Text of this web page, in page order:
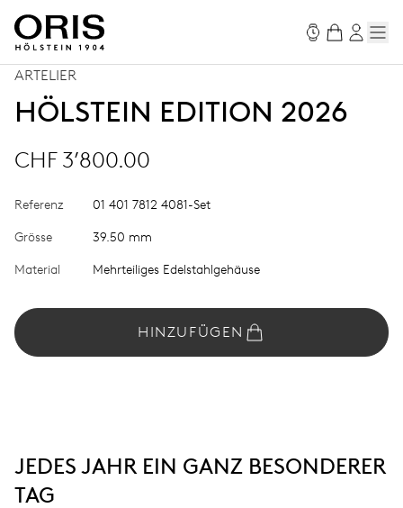
ARTELIER
HÖLSTEIN EDITION 2026
CHF 3’800.00
Referenz 01 401 7812 4081-Set
Grösse 39.50 mm
Material Mehrteiliges Edelstahlgehäuse
HINZUFÜGEN
JEDES JAHR EIN GANZ BESONDERER
TAG